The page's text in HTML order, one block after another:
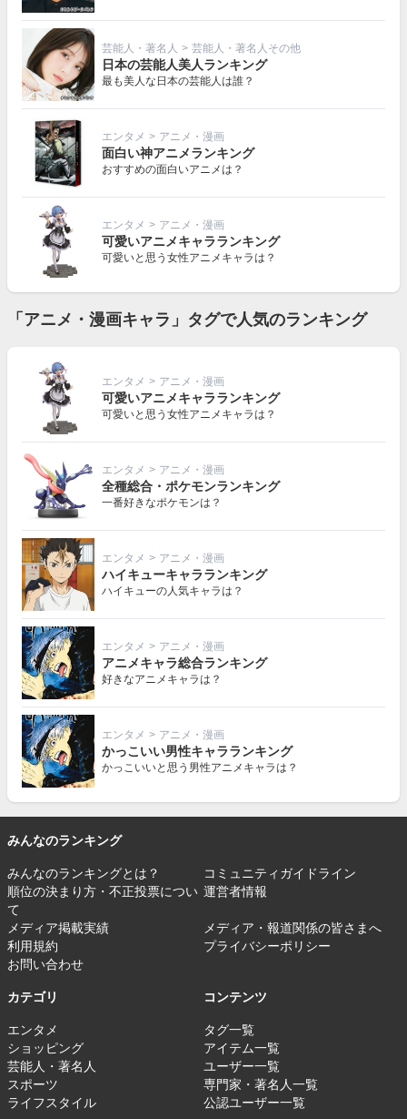
芸能人・著名人 > 芸能人・著名人その他
日本の芸能人美人ランキング
最も美人な日本の芸能人は誰？
エンタメ > アニメ・漫画
面白い神アニメランキング
おすすめの面白いアニメは？
エンタメ > アニメ・漫画
可愛いアニメキャラランキング
可愛いと思う女性アニメキャラは？
「アニメ・漫画キャラ」タグで人気のランキング
エンタメ > アニメ・漫画
可愛いアニメキャラランキング
可愛いと思う女性アニメキャラは？
エンタメ > アニメ・漫画
全種総合・ポケモンランキング
一番好きなポケモンは？
エンタメ > アニメ・漫画
ハイキューキャラランキング
ハイキューの人気キャラは？
エンタメ > アニメ・漫画
アニメキャラ総合ランキング
好きなアニメキャラは？
エンタメ > アニメ・漫画
かっこいい男性キャラランキング
かっこいいと思う男性アニメキャラは？
みんなのランキング
みんなのランキングとは？
コミュニティガイドライン
順位の決まり方・不正投票につい
て
運営者情報
メディア掲載実績
メディア・報道関係の皆さまへ
利用規約
プライバシーポリシー
お問い合わせ
カテゴリ
エンタメ
ショッピング
芸能人・著名人
スポーツ
ライフスタイル
コンテンツ
タグ一覧
アイテム一覧
ユーザー一覧
専門家・著名人一覧
公認ユーザー一覧